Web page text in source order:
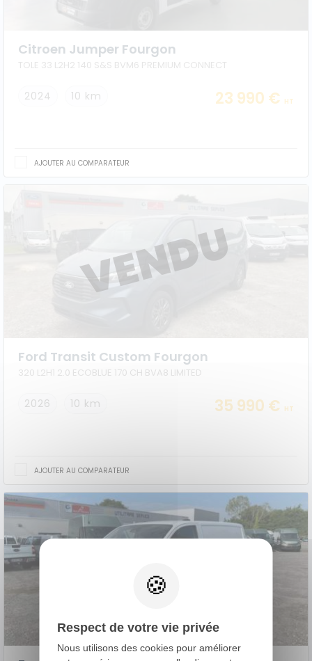
Citroen Jumper Fourgon
TOLE 33 L2H2 140 S&S BVM6 PREMIUM CONNECT
2024 10 km 23 990 € HT
AJOUTER AU COMPARATEUR
Ford Transit Custom Fourgon
320 L2H1 2.0 ECOBLUE 170 CH BVA8 LIMITED
2026 10 km 35 990 € HT
AJOUTER AU COMPARATEUR
Respect de votre vie privée
Nous utilisons des cookies pour améliorer